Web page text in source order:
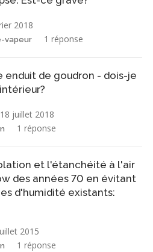
2018
vapeur 1 réponse
enduit de goudron - dois-je
18 juillet 2018
1 réponse
et l'étanchéité à l'air
des années 70 en évitant
d'humidité existants:
2015
1 réponse